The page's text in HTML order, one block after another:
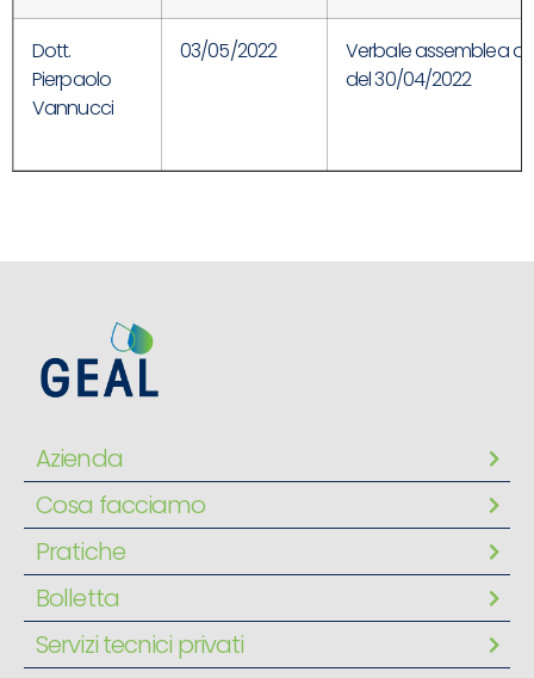
Dott.
Pierpaolo
Vannucci
03/05/2022
Verbale assemblea
del 30/04/2022
Azienda
Cosa facciamo
Pratiche
Bolletta
Servizi tecnici privati